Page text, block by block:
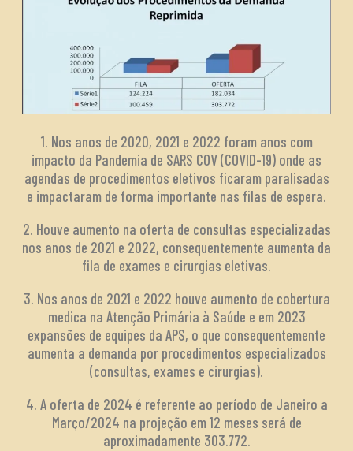
1. Nos anos de 2020, 2021 e 2022 foram anos com
impacto da Pandemia de SARS COV (COVID-19) onde as
agendas de procedimentos eletivos ficaram paralisadas
e impactaram de forma importante nas filas de espera.
2. Houve aumento na oferta de consultas especializadas
nos anos de 2021 e 2022, consequentemente aumenta da
fila de exames e cirurgias eletivas.
3. Nos anos de 2021 e 2022 houve aumento de cobertura
medica na Atenção Primária à Saúde e em 2023
expansões de equipes da APS, o que consequentemente
aumenta a demanda por procedimentos especializados
(consultas, exames e cirurgias).
4. A oferta de 2024 é referente ao período de Janeiro a
Março/2024 na projeção em 12 meses será de
aproximadamente 303.772.